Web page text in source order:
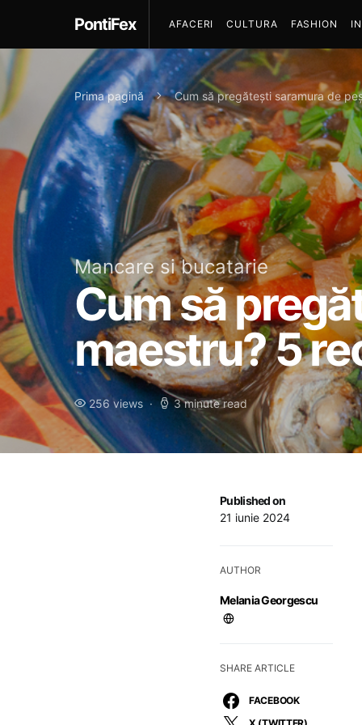
PontiFex AFACERI CULTURA FASHION
Prima pagină Cum să pregătești saramura de
Mancare si bucatarie
Cum să
maestru? 5
256 views 3 minute read
Published on
21 iunie 2024
AUTHOR
Melania Georgescu
SHARE ARTICLE
FACEBOOK